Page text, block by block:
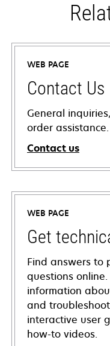
WEB PAGE
Contact Us
General
order assistance.
Contact us
WEB PAGE
Get
Find answers to
questions
information
and
interactive user
how-to videos.